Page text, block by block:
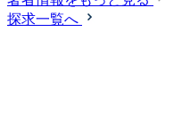
探求一覧へ